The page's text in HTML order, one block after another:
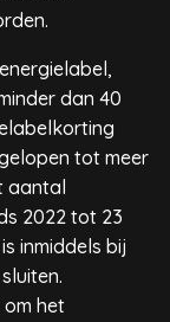
dan 40
tot meer
aantal
2022 tot 23
inmiddels bij
het